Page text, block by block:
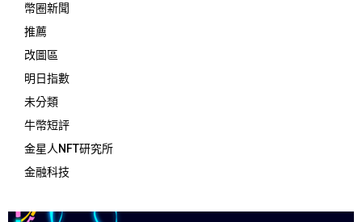
幣圈新聞
推薦
改圖區
明日指數
未分類
牛幣短評
金星人NFT研究所
金融科技